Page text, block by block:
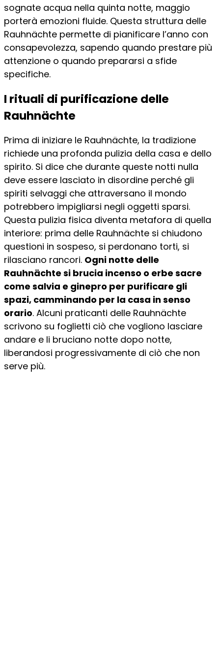
sognate acqua nella quinta notte, maggio
porterà emozioni fluide. Questa struttura delle
Rauhnächte permette di pianificare l’anno con
consapevolezza, sapendo quando prestare più
attenzione o quando prepararsi a sfide
specifiche.
I rituali di purificazione delle
Rauhnächte
Prima di iniziare le Rauhnächte, la tradizione
richiede una profonda pulizia della casa e dello
spirito. Si dice che durante queste notti nulla
deve essere lasciato in disordine perché gli
spiriti selvaggi che attraversano il mondo
potrebbero impigliarsi negli oggetti sparsi.
Questa pulizia fisica diventa metafora di quella
interiore: prima delle Rauhnächte si chiudono
questioni in sospeso, si perdonano torti, si
rilasciano rancori. Ogni notte delle
Rauhnächte si brucia incenso o erbe sacre
come salvia e ginepro per purificare gli
spazi, camminando per la casa in senso
orario. Alcuni praticanti delle Rauhnächte
scrivono su foglietti ciò che vogliono lasciare
andare e li bruciano notte dopo notte,
liberandosi progressivamente di ciò che non
serve più.